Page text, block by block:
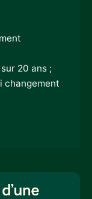
20 ans ;
changement